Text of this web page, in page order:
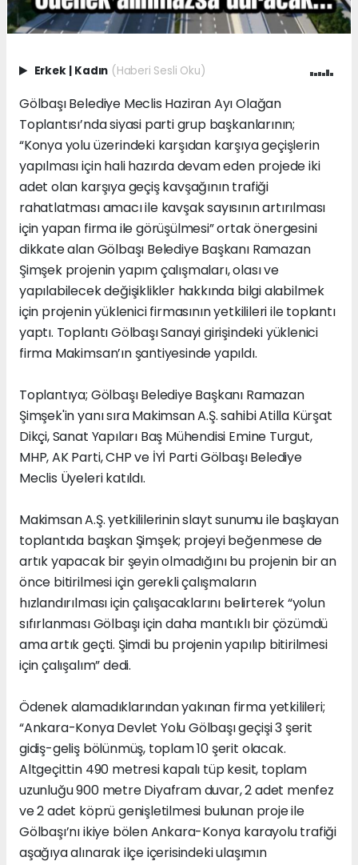
Erkek | Kadın (Haberi Sesli Oku)
Gölbaşı Belediye Meclis Haziran Ayı Olağan
Toplantısı’nda siyasi parti grup başkanlarının;
“Konya yolu üzerindeki karşıdan karşıya geçişlerin
yapılması için hali hazırda devam eden projede iki
adet olan karşıya geçiş kavşağının trafiği
rahatlatması amacı ile kavşak sayısının artırılması
için yapan firma ile görüşülmesi” ortak önergesini
dikkate alan Gölbaşı Belediye Başkanı Ramazan
Şimşek projenin yapım çalışmaları, olası ve
yapılabilecek değişiklikler hakkında bilgi alabilmek
için projenin yüklenici firmasının yetkilileri ile toplantı
yaptı. Toplantı Gölbaşı Sanayi girişindeki yüklenici
firma Makimsan’ın şantiyesinde yapıldı.
Toplantıya; Gölbaşı Belediye Başkanı Ramazan
Şimşek'in yanı sıra Makimsan A.Ş. sahibi Atilla Kürşat
Dikçi, Sanat Yapıları Baş Mühendisi Emine Turgut,
MHP, AK Parti, CHP ve İYİ Parti Gölbaşı Belediye
Meclis Üyeleri katıldı.
Makimsan A.Ş. yetkililerinin slayt sunumu ile başlayan
toplantıda başkan Şimşek; projeyi beğenmese de
artık yapacak bir şeyin olmadığını bu projenin bir an
önce bitirilmesi için gerekli çalışmaların
hızlandırılması için çalışacaklarını belirterek “yolun
sıfırlanması Gölbaşı için daha mantıklı bir çözümdü
ama artık geçti. Şimdi bu projenin yapılıp bitirilmesi
için çalışalım” dedi.
Ödenek alamadıklarından yakınan firma yetkilileri;
“Ankara-Konya Devlet Yolu Gölbaşı geçişi 3 şerit
gidiş-geliş bölünmüş, toplam 10 şerit olacak.
Altgeçittin 490 metresi kapalı tüp kesit, toplam
uzunluğu 900 metre Diyafram duvar, 2 adet menfez
ve 2 adet köprü genişletilmesi bulunan proje ile
Gölbaşı’nı ikiye bölen Ankara-Konya karayolu trafiği
aşağıya alınarak ilçe içerisindeki ulaşımın